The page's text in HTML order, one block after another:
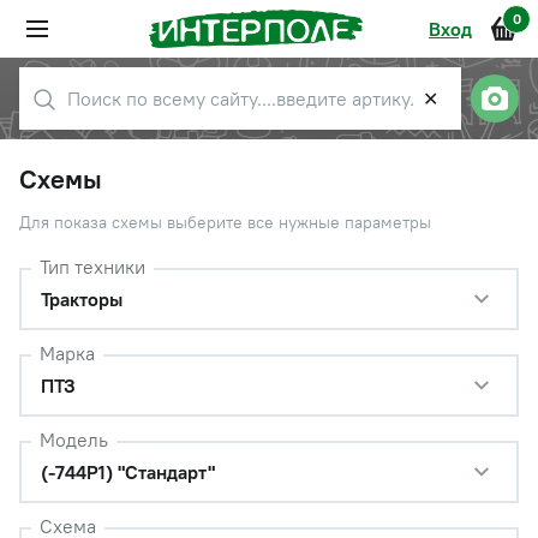
Вход 0
✕
Схемы
Для показа схемы выберите все нужные параметры
Тип техники
Тракторы
Марка
ПТЗ
Модель
(-744Р1) "Стандарт"
Схема